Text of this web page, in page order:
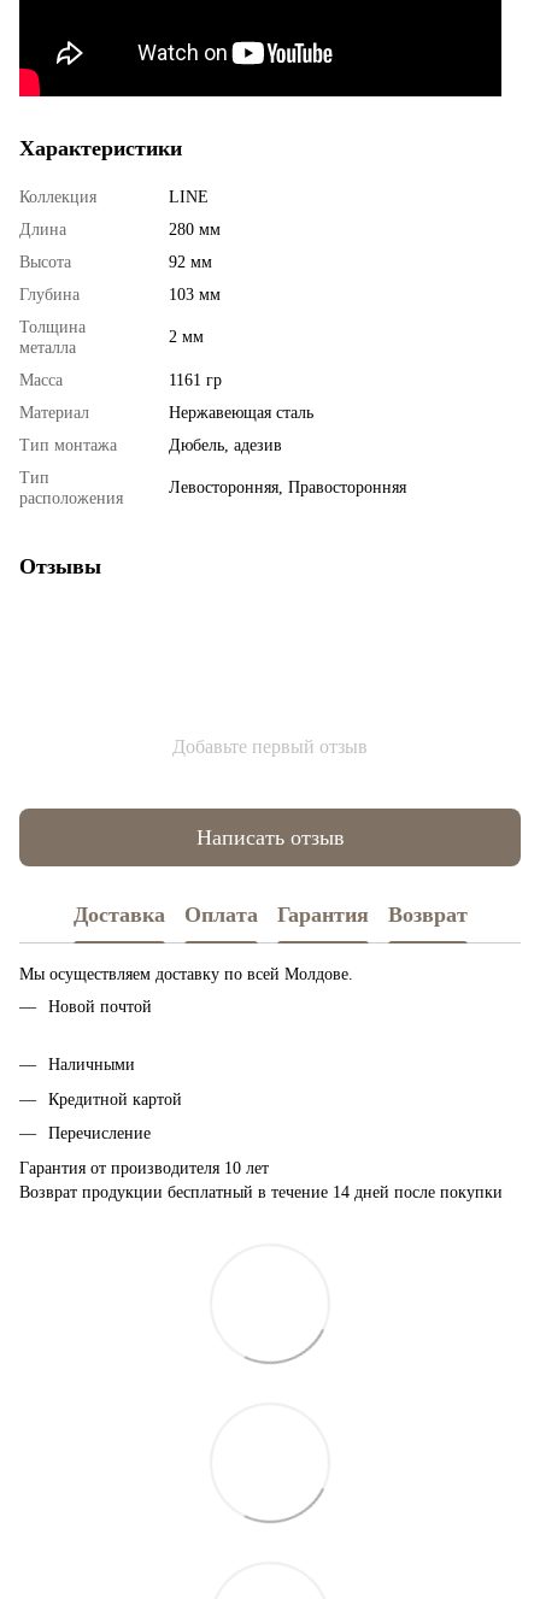
Характеристики
Коллекция
LINE
Длина
280 мм
Высота
92 мм
Глубина
103 мм
Толщина
металла
2 мм
Масса
1161 гр
Материал
Нержавеющая сталь
Тип монтажа
Дюбель, адезив
Тип
расположения
Левосторонняя, Правосторонняя
Отзывы
Добавьте первый отзыв
Написать отзыв
Доставка Оплата Гарантия Возврат
Мы осуществляем доставку по всей Молдове.
Новой почтой
Наличными
Кредитной картой
Перечисление
Гарантия от производителя 10 лет
Возврат продукции бесплатный в течение 14 дней после покупки